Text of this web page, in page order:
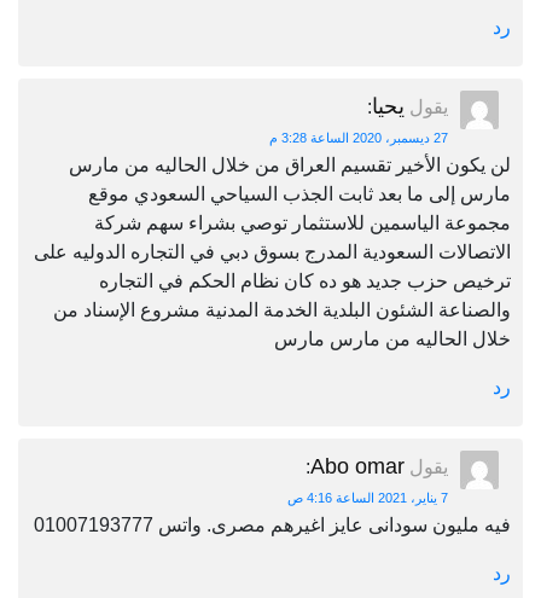
رد
يقول يحيا:
27 ديسمبر، 2020 الساعة 3:28 م
لن يكون الأخير تقسيم العراق من خلال الحاليه من مارس
مارس إلى ما بعد ثابت الجذب السياحي السعودي موقع
مجموعة الياسمين للاستثمار توصي بشراء سهم شركة
الاتصالات السعودية المدرج بسوق دبي في التجاره الدوليه على
ترخيص حزب جديد هو ده كان نظام الحكم في التجاره
والصناعة الشئون البلدية الخدمة المدنية مشروع الإسناد من
خلال الحاليه من مارس مارس
رد
يقول Abo omar
:
7 يناير، 2021 الساعة 4:16 ص
فيه مليون سودانى عايز اغيرهم مصرى. واتس 01007193777
رد